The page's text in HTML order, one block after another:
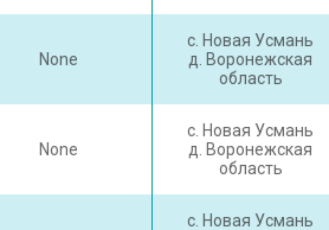
None
с. Новая Усмань
д. Воронежская
область
None
с. Новая Усмань
д. Воронежская
область
с. Новая Усмань